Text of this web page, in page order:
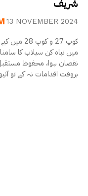
شریف
13 NOVEMBER 2024
نقصان ہوا، محفوظ مستقبل
بروقت اقدامات نہ کیے تو